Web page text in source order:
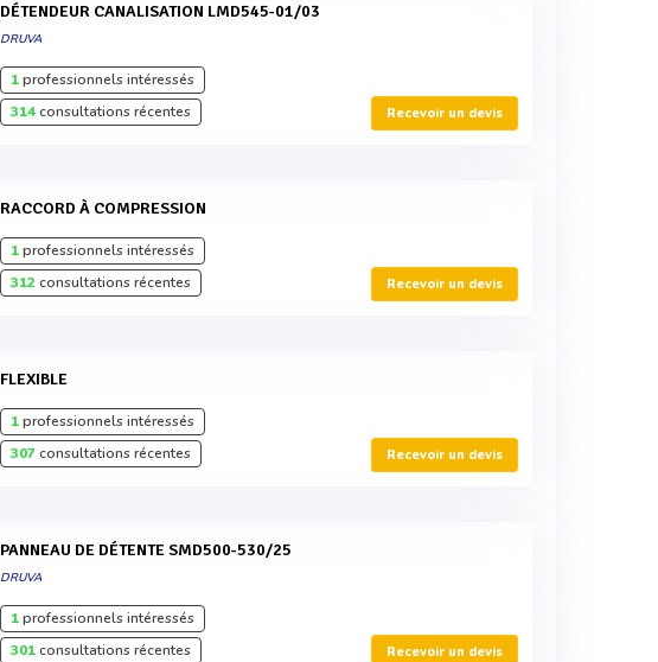
DÉTENDEUR CANALISATION LMD545-01/03
DRUVA
1professionnels intéressés
314consultations récentes Recevoir un devis
RACCORD À COMPRESSION
1professionnels intéressés
312consultations récentes Recevoir un devis
FLEXIBLE
1professionnels intéressés
307consultations récentes Recevoir un devis
PANNEAU DE DÉTENTE SMD500-530/25
DRUVA
1professionnels intéressés
301consultations récentes Recevoir un devis